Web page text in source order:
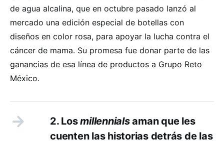
de agua alcalina, que en octubre pasado lanzó al
mercado una edición especial de botellas con
diseños en color rosa, para apoyar la lucha contra el
cáncer de mama. Su promesa fue donar parte de las
ganancias de esa línea de productos a Grupo Reto
México.
2. Losmillennialsaman que les
cuenten las historias detrás de las